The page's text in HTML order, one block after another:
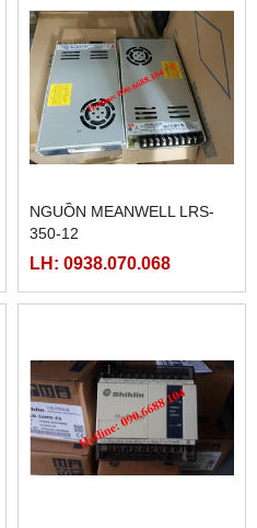
FATEK FBS-24MAR2-AC
FBS-32MCT2-AC
LH: 0938.070.068